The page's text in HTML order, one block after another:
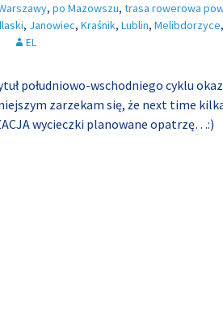
, po Mazowszu, trasa rowerowa
, Janowiec, Kraśnik, Lublin, Melibdorzyce,
EL
południowo-wschodniego cyklu
zarzekam się, że next time
wycieczki planowane opatrzę…:)